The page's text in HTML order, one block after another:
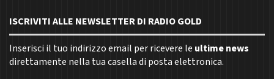
ISCRIVITI ALLE NEWSLETTER DI RADIO GOLD
Inserisci il tuo indirizzo email per ricevere le ultime news
direttamente nella tua casella di posta elettronica.